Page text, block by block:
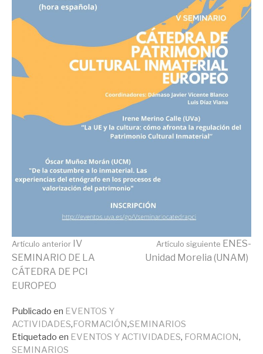
Seguir
leyendo
Artículo anterior IV
SEMINARIO DE LA
CÁTEDRA DE PCI
EUROPEO
Artículo siguiente ENES-
Unidad Morelia (UNAM)
Publicado en EVENTOS Y
ACTIVIDADES,FORMACIÓN,SEMINARIOS
Etiquetado en EVENTOS Y ACTIVIDADES, FORMACION,
SEMINARIOS